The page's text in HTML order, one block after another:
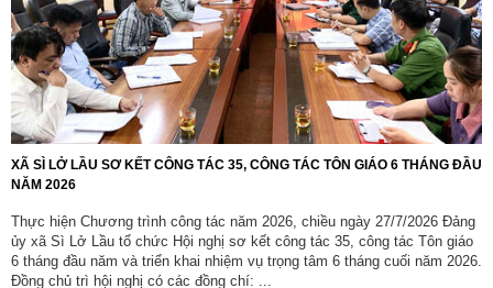
XÃ SÌ LỞ LẦU SƠ KẾT CÔNG TÁC 35, CÔNG TÁC TÔN GIÁO 6 THÁNG ĐẦU
NĂM 2026
Thực hiện Chương trình công tác năm 2026, chiều ngày 27/7/2026 Đảng
ủy xã Sì Lở Lầu tổ chức Hội nghị sơ kết công tác 35, công tác Tôn giáo
6 tháng đầu năm và triển khai nhiệm vụ trọng tâm 6 tháng cuối năm 2026.
Đồng chủ trì hội nghị có các đồng chí: ...